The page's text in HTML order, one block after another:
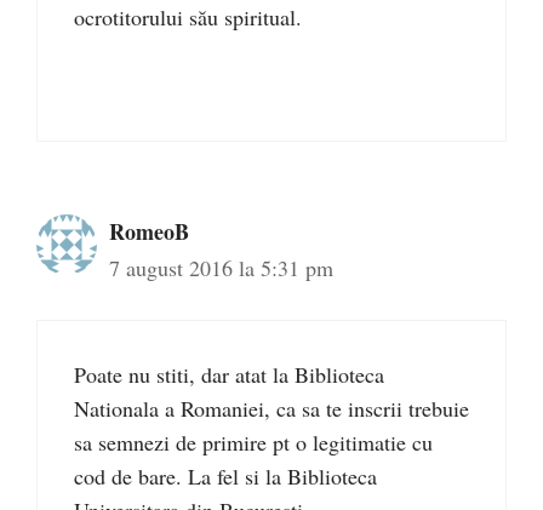
ocrotitorului său spiritual.
RomeoB
7 august 2016 la 5:31 pm
Poate nu stiti, dar atat la Biblioteca
Nationala a Romaniei, ca sa te inscrii trebuie
sa semnezi de primire pt o legitimatie cu
cod de bare. La fel si la Biblioteca